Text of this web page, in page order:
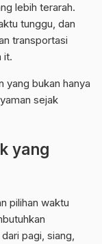
lebih terarah.
tunggu, dan
transportasi
it.
yang bukan hanya
sejak
yang
pilihan waktu
pagi, siang,